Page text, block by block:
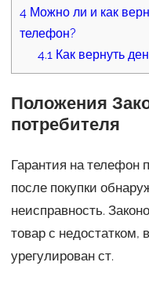
4Можно ли и как
телефон?
4.1 Как вернуть
Положения
потребителя
Гарантия на телефон
после покупки
неисправность.
товар с недостатком,
урегулирован ст.